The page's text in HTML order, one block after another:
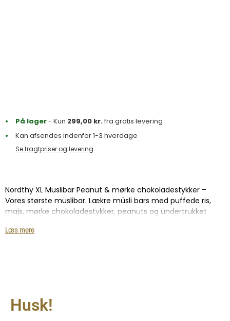
På lager- Kun 299,00 kr.fra gratis levering
Kan afsendes indenfor 1-3 hverdage
Se fragtpriser og levering
Nordthy XL Muslibar Peanut & mørke chokoladestykker –
Vores største müslibar. Lækre müsli bars med puffede ris,
majs, mørke chokoladestykker, peanuts og undertrukket
bar, så du nemt kan tage en med dig, når du er på farten.
Læs mere
Husk!